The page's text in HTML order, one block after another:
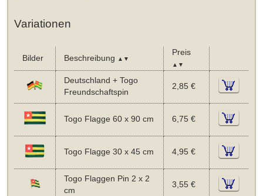
Variationen
Bilder Beschreibung ▲▼
Preis
▲▼
Deutschland + Togo
Freundschaftspin
2,85 €
Togo Flagge 60 x 90 cm 6,75 €
Togo Flagge 30 x 45 cm 4,95 €
Togo Flaggen Pin 2 x 2
cm
3,55 €